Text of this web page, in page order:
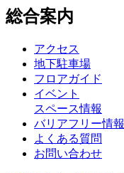
総合案内
アクセス
地下駐車場
フロアガイド
イベント
スペース情報
バリアフリー情報
よくある質問
お問い合わせ